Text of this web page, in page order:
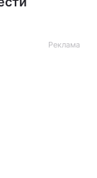
Реклама